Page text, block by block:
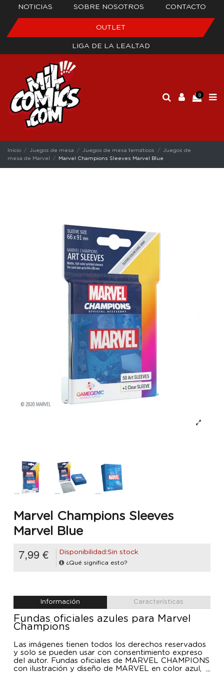
NOTICIAS SOBRE NOSOTROS CONTACTO
OUTLET
LIGA DE LA LEALTAD
0
Inicio Juegos de mesa Juegos de mesa temáticos
Juegos de
mesa de Marvel
Marvel Champions Sleeves Marvel Blue
Marvel Champions Sleeves
Marvel Blue
7,99 € Disponibilidad:Sin stock
¿Qué significa esto?
Información Características
Fundas oficiales azules para Marvel
Champions
Las imágenes tienen todos los derechos reservados
y solo se pueden usar con consentimiento expreso
del autor. Fundas oficiales de MARVEL CHAMPIONS
con ilustración y diseño de MARVEL en color azul,